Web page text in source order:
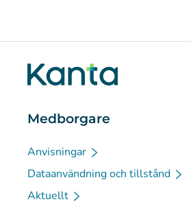
Medborgare
Anvisningar
Dataanvändning och tillstånd
Aktuellt